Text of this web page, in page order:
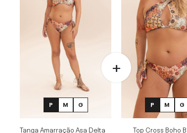
P M G
Tanga Amarração Asa Delta
P M G
Top Cross Boho